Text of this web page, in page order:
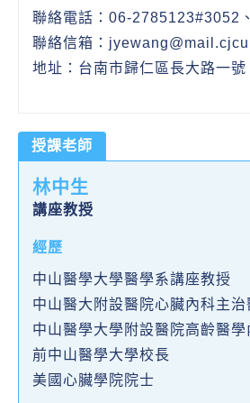
聯絡電話：06-2785123#3052
聯絡信箱：
地址：台南市歸仁區長大路一號
授課老師
林中生
講座教授
經歷
中山醫學大學醫學系講座教授
中山醫大附設醫院心臟內科主治
中山醫學大學附設醫院高齡醫學
前中山醫學大學校長
美國心臟學院院士